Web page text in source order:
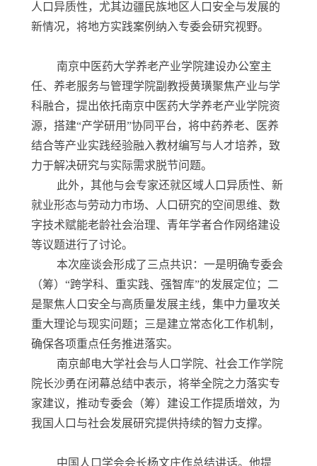
人口异质性，尤其边疆民族地区人口安全与发展的
新情况，将地方实践案例纳入专委会研究视野。
南京中医药大学养老产业学院建设办公室主
任、养老服务与管理学院副教授黄璜聚焦产业与学
科融合，提出依托南京中医药大学养老产业学院资
源，搭建“产学研用”协同平台，将中药养老、医养
结合等产业实践经验融入教材编写与人才培养，致
力于解决研究与实际需求脱节问题。
此外，其他与会专家还就区域人口异质性、新
就业形态与劳动力市场、人口研究的空间思维、数
字技术赋能老龄社会治理、青年学者合作网络建设
等议题进行了讨论。
本次座谈会形成了三点共识：一是明确专委会
（筹）“跨学科、重实践、强智库”的发展定位；二
是聚焦人口安全与高质量发展主线，集中力量攻关
重大理论与现实问题；三是建立常态化工作机制，
确保各项重点任务推进落实。
南京邮电大学社会与人口学院、社会工作学院
院长沙勇在闭幕总结中表示，将举全院之力落实专
家建议，推动专委会（筹）建设工作提质增效，为
我国人口与社会发展研究提供持续的智力支撑。
中国人口学会会长杨文庄作总结讲话。他提